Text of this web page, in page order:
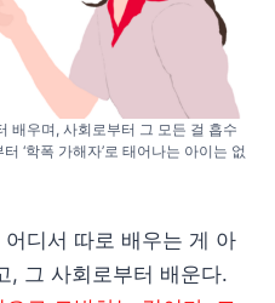
배우며, 사회로부터 그 모든 걸 흡수
‘학폭 가해자’로 태어나는 아이는 없
디서 따로 배우는 게 아
, 그 사회로부터 배운다.